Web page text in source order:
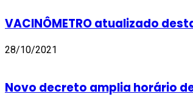
VACINÔMETRO atualizado
28/10/2021
Novo decreto amplia horário